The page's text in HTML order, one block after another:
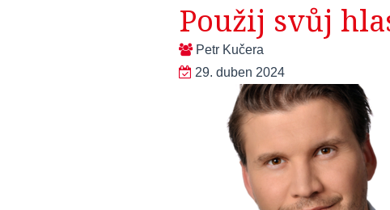
Použij svůj
Petr Kučera
29. duben 2024